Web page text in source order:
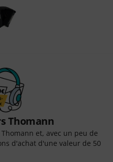
Thomann
et, avec un peu de
d'achat d'une valeur de 50